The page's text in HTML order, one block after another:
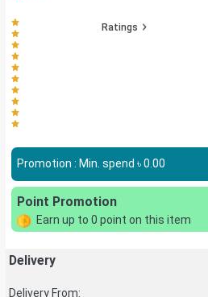
Ratings
Promotion : Min. spend ৳0.00
Point Promotion
Earn up to 0 point on this item
Delivery
Delivery From: